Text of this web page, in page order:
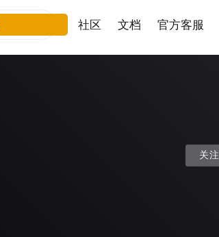
社区 文档 官方客服
关注